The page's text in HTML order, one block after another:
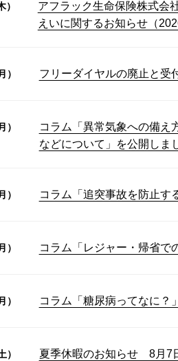
アフラック生命保険株式会
えいに関するお知らせ（
） フリーダイヤルの廃止と受
）
コラム「異常気象への備え
などについて」を公開しま
） コラム「追突事故を防止す
） コラム「レジャー・帰省で
） コラム「糖尿病ってなに？
） 夏季休暇のお知らせ 8月7